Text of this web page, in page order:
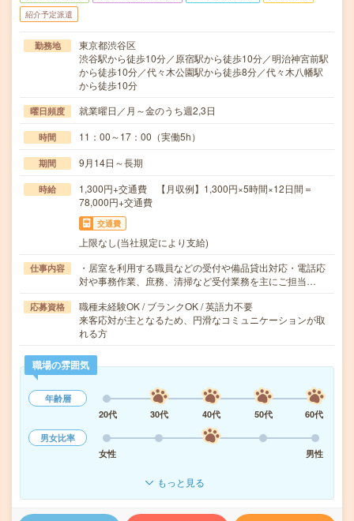
紹介予定派遣
勤務地
東京都渋谷区
渋谷駅から徒歩10分／原宿駅から徒歩10分／明治神宮前駅
から徒歩10分／代々木公園駅から徒歩8分／代々木八幡駅
から徒歩10分
曜日頻度 就業曜日／月～金のうち週2,3日
時間 11：00～17：00（実働5h）
期間 9月14日～長期
時給
1,300円+交通費 【月収例】1,300円×5時間×12日間＝
78,000円+交通費
交通費
上限なし(当社規定により支給)
仕事内容
・居室を利用する職員などの受付や備品貸出対応・電話応
対や事務作業、庶務、清掃など受付業務を主にご担当…
応募資格
職種未経験OK / ブランクOK / 英語力不要
来客応対が主となるため、円滑なコミュニケーションが取
れる方
職場の雰囲気
年齢層
20代
30代 40代 50代
60代
男女比率
女性
男性
もっと見る